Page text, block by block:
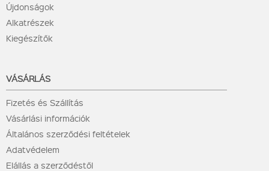
Újdonságok
Alkatrészek
Kiegészítők
VÁSÁRLÁS
Fizetés és Szállítás
Vásárlási információk
Általános szerződési feltételek
Adatvédelem
Elállás a szerződéstől